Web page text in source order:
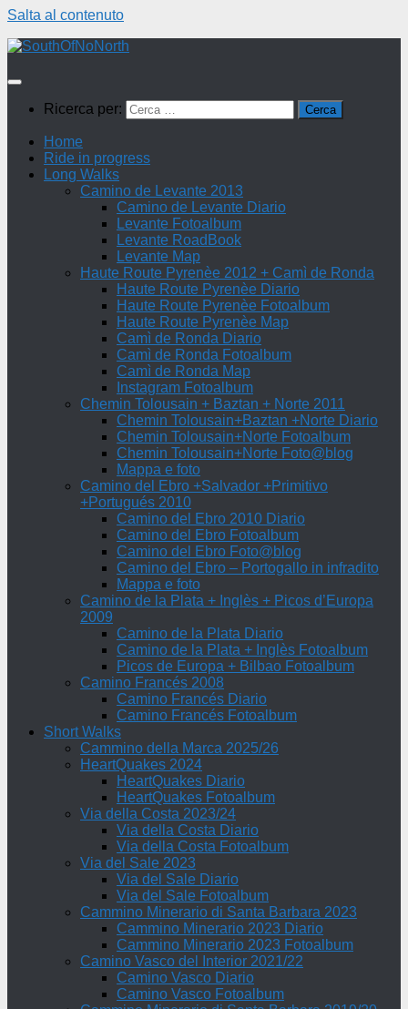
Salta al contenuto
Ricerca per:
Home
Ride in progress
Long Walks
Camino de Levante 2013
Camino de Levante Diario
Levante Fotoalbum
Levante RoadBook
Levante Map
Haute Route Pyrenèe 2012 + Camì de Ronda
Haute Route Pyrenèe Diario
Haute Route Pyrenèe Fotoalbum
Haute Route Pyrenèe Map
Camì de Ronda Diario
Camì de Ronda Fotoalbum
Camì de Ronda Map
Instagram Fotoalbum
Chemin Tolousain + Baztan + Norte 2011
Chemin Tolousain+Baztan +Norte Diario
Chemin Tolousain+Norte Fotoalbum
Chemin Tolousain+Norte Foto@blog
Mappa e foto
Camino del Ebro +Salvador +Primitivo
+Portugués 2010
Camino del Ebro 2010 Diario
Camino del Ebro Fotoalbum
Camino del Ebro Foto@blog
Camino del Ebro – Portogallo in infradito
Mappa e foto
Camino de la Plata + Inglès + Picos d’Europa
2009
Camino de la Plata Diario
Camino de la Plata + Inglès Fotoalbum
Picos de Europa + Bilbao Fotoalbum
Camino Francés 2008
Camino Francés Diario
Camino Francés Fotoalbum
Short Walks
Cammino della Marca 2025/26
HeartQuakes 2024
HeartQuakes Diario
HeartQuakes Fotoalbum
Via della Costa 2023/24
Via della Costa Diario
Via della Costa Fotoalbum
Via del Sale 2023
Via del Sale Diario
Via del Sale Fotoalbum
Cammino Minerario di Santa Barbara 2023
Cammino Minerario 2023 Diario
Cammino Minerario 2023 Fotoalbum
Camino Vasco del Interior 2021/22
Camino Vasco Diario
Camino Vasco Fotoalbum